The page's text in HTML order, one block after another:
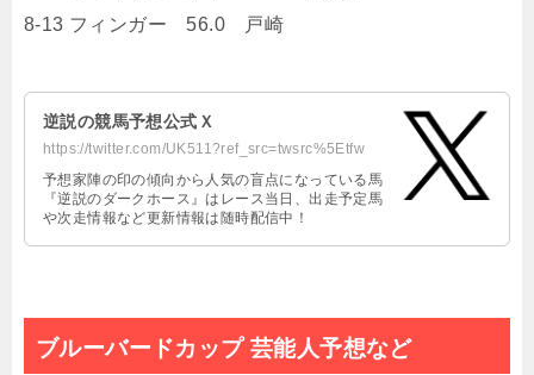
8-13 フィンガー 56.0 戸崎
逆説の競馬予想公式Ｘ
https://twitter.com/UK511?ref_src=twsrc%5Etfw
予想家陣の印の傾向から人気の盲点になっている馬
『逆説のダークホース』はレース当日、出走予定馬
や次走情報など更新情報は随時配信中！
ブルーバードカップ 芸能人予想など